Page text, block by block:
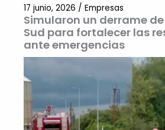
Simularon un derrame de
Sud para fortalecer las
ante emergencias
17 junio, 2026 / Empresas